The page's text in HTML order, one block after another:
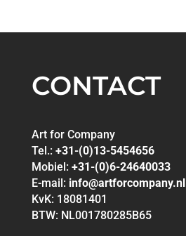
CONTACT
Art for Company
Tel.: +31-(0)13-5454656
Mobiel: +31-(0)6-24640033
E-mail: info@artforcompany.nl
KvK: 18081401
BTW: NL001780285B65